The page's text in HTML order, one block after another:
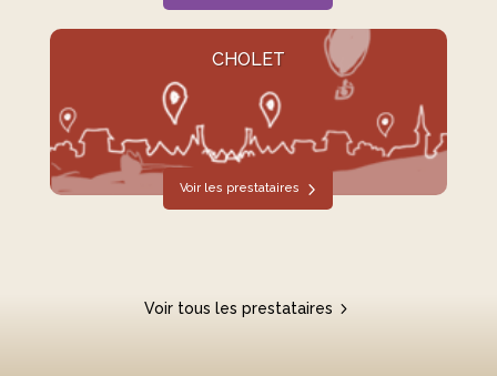
CHOLET
Voir les prestataires
Voir tous les prestataires